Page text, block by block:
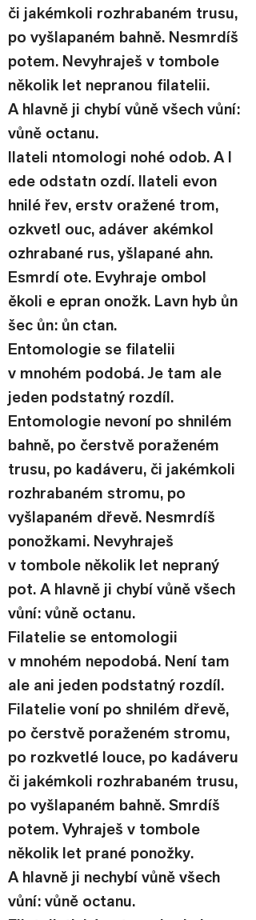
či jakémkoli rozhrabaném trusu,
po vyšlapaném bahně. Nesmrdíš
potem. Nevyhraješ v tombole
několik let nepranou filatelii.
A hlavně ji chybí vůně všech vůní:
vůně octanu.
Ilateli ntomologi nohé odob. A l
ede odstatn ozdí. Ilateli evon
hnilé řev, erstv oražené trom,
ozkvetl ouc, adáver akémkol
ozhrabané rus, yšlapané ahn.
Esmrdí ote. Evyhraje ombol
ěkoli e epran onožk. Lavn hyb ůn
šec ůn: ůn ctan.
Entomologie se filatelii
v mnohém podobá. Je tam ale
jeden podstatný rozdíl.
Entomologie nevoní po shnilém
bahně, po čerstvě poraženém
trusu, po kadáveru, či jakémkoli
rozhrabaném stromu, po
vyšlapaném dřevě. Nesmrdíš
ponožkami. Nevyhraješ
v tombole několik let nepraný
pot. A hlavně ji chybí vůně všech
vůní: vůně octanu.
Filatelie se entomologii
v mnohém nepodobá. Není tam
ale ani jeden podstatný rozdíl.
Filatelie voní po shnilém dřevě,
po čerstvě poraženém stromu,
po rozkvetlé louce, po kadáveru
či jakémkoli rozhrabaném trusu,
po vyšlapaném bahně. Smrdíš
potem. Vyhraješ v tombole
několik let prané ponožky.
A hlavně ji nechybí vůně všech
vůní: vůně octanu.